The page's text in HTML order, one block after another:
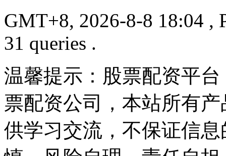
GMT+8, 2026-8-8 18:04 ,
31 queries .
温馨提示：股票配资平
票配资公司，本站所有
供学习交流，不保证信